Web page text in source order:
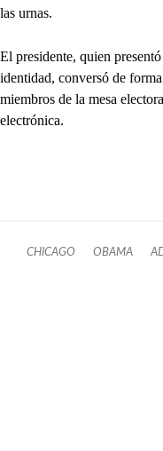
las urnas.
El presidente, quien
identidad, conversó de
miembros de la mesa
electrónica.
CHICAGO OBAMA